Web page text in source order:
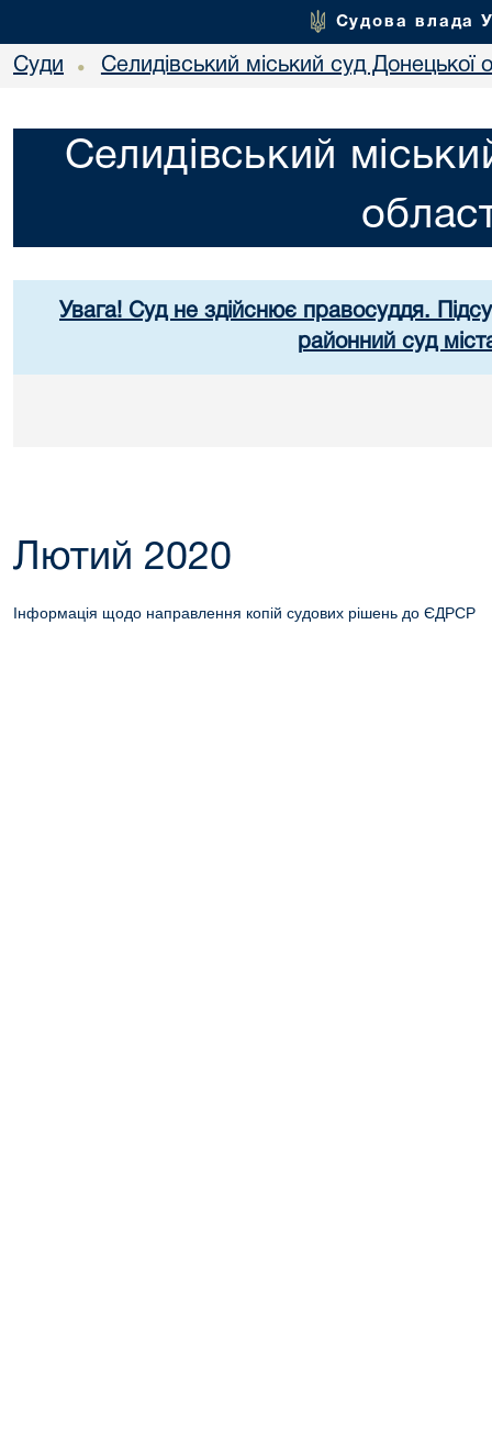
Судова влада
Суди • Селидівський міський суд Донецької
Селидівський
Увага! Суд не здійснює правосуддя.
районний суд
Лютий 2020
Інформація щодо направлення копій судових рішень до ЄДРСР